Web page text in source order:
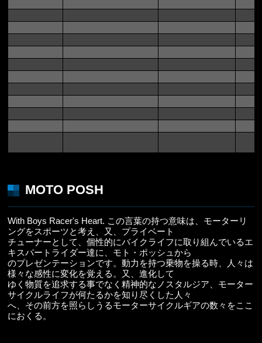
MOTO POSH
With Boys Racer's Heart. この言葉の持つ意味は、モーターリ
ングをスポーツと考え、又、プライベート
チューナーとして、個性的にバイクライフに取り組んでいるエ
キスパートライダー達に、モト・ポッシュから
のプレゼンテーションです。動力を持つ乗物を操る時、人々は
様々な感性に変化を覚える。又、進化して
ゆく物質を追求する事でなく精神的なノスタルジア、モーター
サイクルライフが何たるかを知り尽くした人々
へ、その前方を照らしうるモーターサイクルギアの数々をここ
におくる。